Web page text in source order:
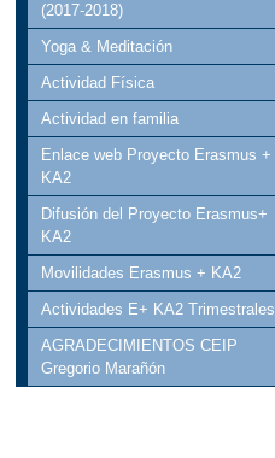
(2017-2018)
Yoga & Meditación
Actividad Física
Actividad en familia
Enlace web Proyecto Erasmus +
KA2
Difusión del Proyecto Erasmus+
KA2
Movilidades Erasmus + KA2
Actividades E+ KA2 Trimestrales
AGRADECIMIENTOS CEIP
Gregorio Marañón